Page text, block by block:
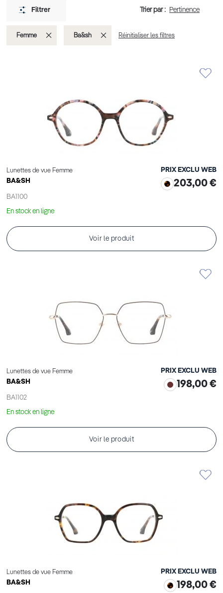
Lunettes de vue Femme
BA&SH
BA1100
PRIX EXCLU WEB
203,00 €
En stock en ligne
Voir le produit
Lunettes de vue Femme
BA&SH
BA1102
PRIX EXCLU WEB
198,00 €
En stock en ligne
Voir le produit
Lunettes de vue Femme
BA&SH
PRIX EXCLU WEB
198,00 €
Filtrer Trier par :
Femme SupprimerBa&sh Supprimer
Réinitialiser les filtres